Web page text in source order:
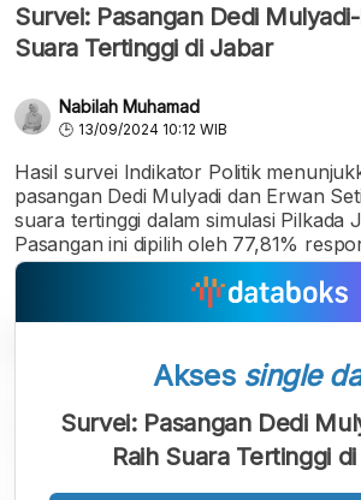
Survei: Pasangan Dedi
Suara Tertinggi di Jabar
Nabilah Muhamad
13/09/2024 10:12 WIB
Hasil survei Indikator Politik
pasangan Dedi Mulyadi dan Erwan
suara tertinggi dalam simulasi Pilkada
Pasangan ini dipilih oleh 77,81%
Akses single
Survei: Pasangan Dedi
Raih Suara Tertinggi